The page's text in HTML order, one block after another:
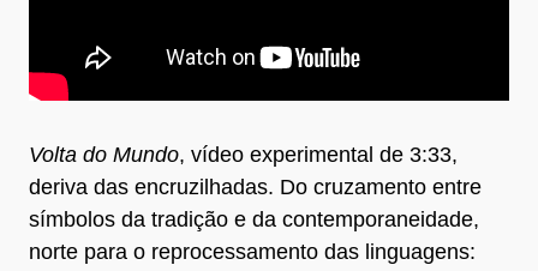
Volta do Mundo, vídeo experimental de 3:33,
deriva das encruzilhadas. Do cruzamento entre
símbolos da tradição e da contemporaneidade,
norte para o reprocessamento das linguagens: